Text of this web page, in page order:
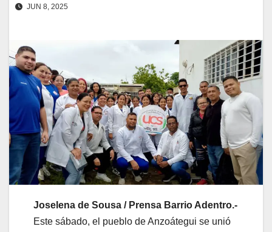
JUN 8, 2025
Joselena de Sousa / Prensa Barrio Adentro.-
Este sábado, el pueblo de Anzoátegui se unió